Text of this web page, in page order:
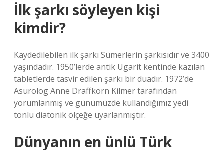
İlk şarkı söyleyen kişi
kimdir?
Kaydedilebilen ilk şarkı Sümerlerin şarkısıdır ve 3400
yaşındadır. 1950’lerde antik Ugarit kentinde kazılan
tabletlerde tasvir edilen şarkı bir duadır. 1972’de
Asurolog Anne Draffkorn Kilmer tarafından
yorumlanmış ve günümüzde kullandığımız yedi
tonlu diatonik ölçeğe uyarlanmıştır.
Dünyanın en ünlü Türk